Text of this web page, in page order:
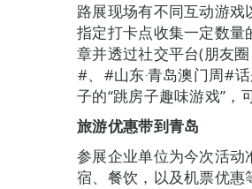
路展现场有不同互动游戏
指定打卡点收集一定数量
章并透过社交平台(朋友
#、#山东‧青岛澳门周#
子的“跳房子趣味游戏”，
旅游优惠带到青岛
参展企业单位为今次活
宿、餐饮，以及机票优惠